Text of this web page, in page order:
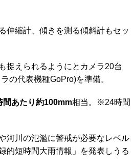
伸縮計、傾きを測る傾斜計もセッ
捉えられるようにとカメラ20台
の代表機種GoPro)を準備。
間あたり約100mm相当。※24時間
河川の氾濫に警戒が必要なレベル
的短時間大雨情報」を発表しうる